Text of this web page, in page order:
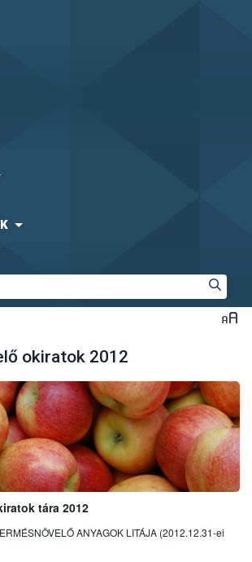
okiratok 2012
tára 2012
ANYAGOK LITÁJA (2012.12.31-ei